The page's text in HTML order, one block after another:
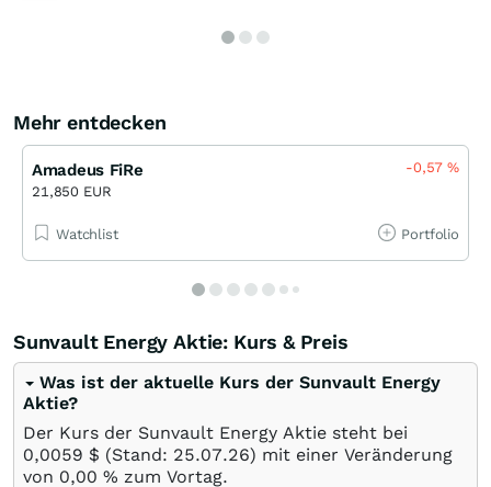
Mehr entdecken
Amadeus FiRe
21,850 EUR
-0,57%
Watchlist Portfolio
Sunvault Energy Aktie: Kurs & Preis
Was ist der aktuelle Kurs der Sunvault Energy
Aktie?
Der Kurs der Sunvault Energy Aktie steht bei
0,0059 $ (Stand: 25.07.26) mit einer Veränderung
von 0,00 % zum Vortag.